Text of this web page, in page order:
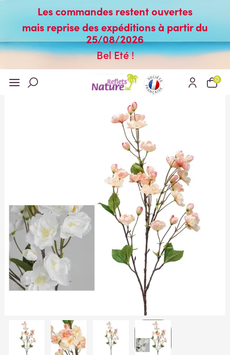
Les commandes restent ouvertes
mais reprise des expéditions à partir du
25/08/2026
Bel Eté !
0